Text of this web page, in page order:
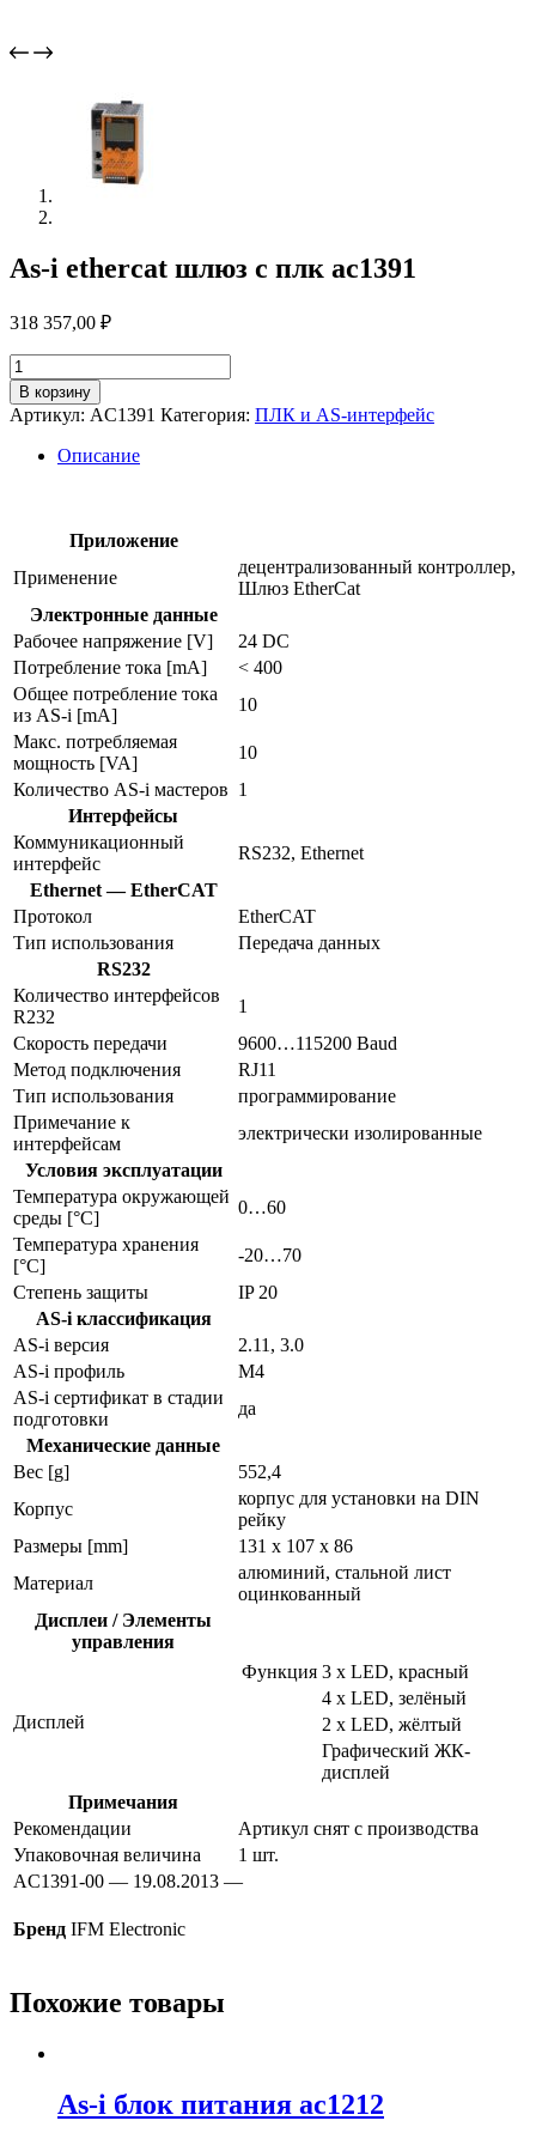
As-i ethercat шлюз с плк ac1391
318 357,00 ₽
Количество
товара
As-
i
ethercat
В корзину
Артикул: AC1391 Категория: ПЛК и AS-интерфейс
Описание
Приложение
Применение
децентрализованный контроллер,
Шлюз EtherCat
Электронные данные
Рабочее напряжение [V]
24 DC
Потребление тока [mA]
< 400
Общее потребление тока
из AS-i [mA]
10
Макс. потребляемая
мощность [VA]
10
Количество AS-i мастеров 1
Интерфейсы
Коммуникационный
интерфейс
RS232, Ethernet
Ethernet — EtherCAT
Протокол
EtherCAT
Тип использования
Передача данных
RS232
Количество интерфейсов
R232
1
Скорость передачи
9600…115200 Baud
Метод подключения
RJ11
Тип использования
программирование
Примечание к
интерфейсам
электрически изолированные
Условия эксплуатации
Температура окружающей
среды [°C]
0…60
Температура хранения
[°C]
-20…70
Степень защиты
IP 20
AS-i классификация
AS-i версия
2.11, 3.0
AS-i профиль
M4
AS-i сертификат в стадии
подготовки
да
Механические данные
Вес [g]
552,4
Корпус
корпус для установки на DIN
рейку
Размеры [mm]
131 x 107 x 86
Материал
алюминий, стальной лист
оцинкованный
Дисплеи / Элементы
управления
Дисплей
Функция 3 x LED, красный
4 x LED, зелёный
2 x LED, жёлтый
Графический ЖК-
дисплей
Примечания
Рекомендации
Артикул снят с производства
Упаковочная величина
1 шт.
AC1391-00 — 19.08.2013 —
Бренд IFM Electronic
Похожие товары
As-i блок питания ac1212